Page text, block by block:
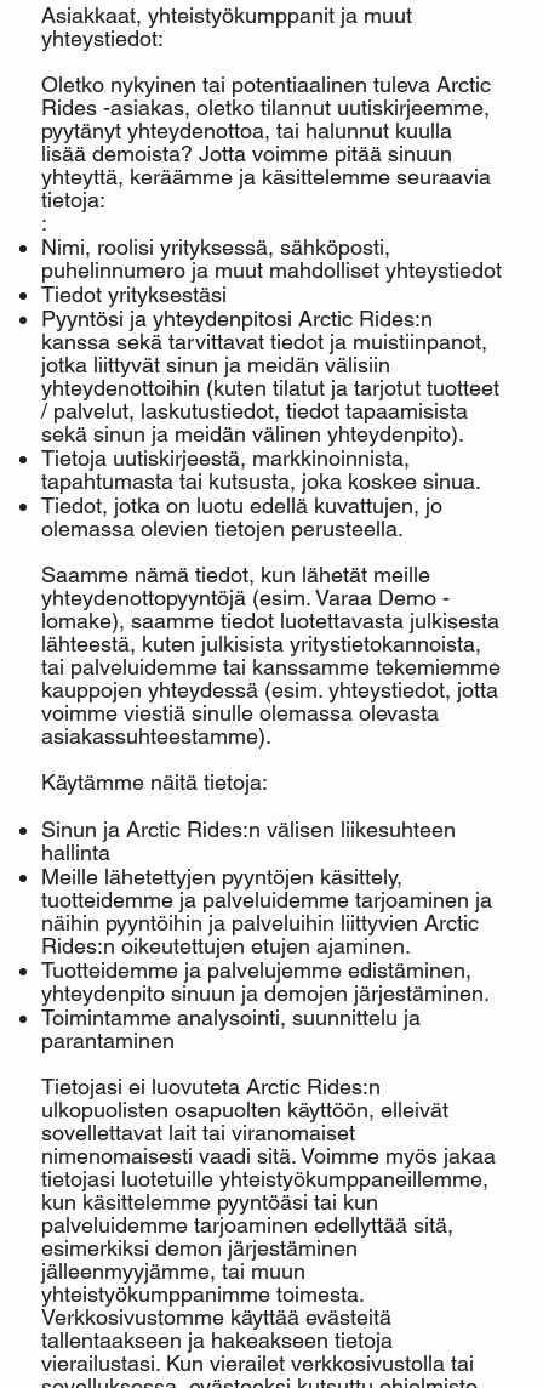
Asiakkaat, yhteistyökumppanit ja muut
yhteystiedot:
Oletko nykyinen tai potentiaalinen tuleva Arctic
Rides -asiakas, oletko tilannut uutiskirjeemme,
pyytänyt yhteydenottoa, tai halunnut kuulla
lisää demoista? Jotta voimme pitää sinuun
yhteyttä, keräämme ja käsittelemme seuraavia
tietoja:
:
Nimi, roolisi yrityksessä, sähköposti,
puhelinnumero ja muut mahdolliset yhteystiedot
Tiedot yrityksestäsi
Pyyntösi ja yhteydenpitosi Arctic Rides:n
kanssa sekä tarvittavat tiedot ja muistiinpanot,
jotka liittyvät sinun ja meidän välisiin
yhteydenottoihin (kuten tilatut ja tarjotut tuotteet
/ palvelut, laskutustiedot, tiedot tapaamisista
sekä sinun ja meidän välinen yhteydenpito).
Tietoja uutiskirjeestä, markkinoinnista,
tapahtumasta tai kutsusta, joka koskee sinua.
Tiedot, jotka on luotu edellä kuvattujen, jo
olemassa olevien tietojen perusteella.
Saamme nämä tiedot, kun lähetät meille
yhteydenottopyyntöjä (esim. Varaa Demo -
lomake), saamme tiedot luotettavasta julkisesta
lähteestä, kuten julkisista yritystietokannoista,
tai palveluidemme tai kanssamme tekemiemme
kauppojen yhteydessä (esim. yhteystiedot, jotta
voimme viestiä sinulle olemassa olevasta
asiakassuhteestamme).
Käytämme näitä tietoja:
Sinun ja Arctic Rides:n välisen liikesuhteen
hallinta
Meille lähetettyjen pyyntöjen käsittely,
tuotteidemme ja palveluidemme tarjoaminen ja
näihin pyyntöihin ja palveluihin liittyvien Arctic
Rides:n oikeutettujen etujen ajaminen.
Tuotteidemme ja palvelujemme edistäminen,
yhteydenpito sinuun ja demojen järjestäminen.
Toimintamme analysointi, suunnittelu ja
parantaminen
Tietojasi ei luovuteta Arctic Rides:n
ulkopuolisten osapuolten käyttöön, elleivät
sovellettavat lait tai viranomaiset
nimenomaisesti vaadi sitä. Voimme myös jakaa
tietojasi luotetuille yhteistyökumppaneillemme,
kun käsittelemme pyyntöäsi tai kun
palveluidemme tarjoaminen edellyttää sitä,
esimerkiksi demon järjestäminen
jälleenmyyjämme, tai muun
yhteistyökumppanimme toimesta.
Verkkosivustomme käyttää evästeitä
tallentaakseen ja hakeakseen tietoja
vierailustasi. Kun vierailet verkkosivustolla tai